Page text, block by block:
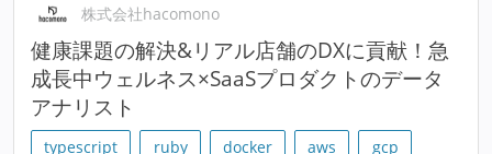
株式会社hacomono
健康課題の解決&リアル店舗のDXに貢献！急
成長中ウェルネス×SaaSプロダクトのデータ
アナリスト
typescript ruby docker aws
gcp